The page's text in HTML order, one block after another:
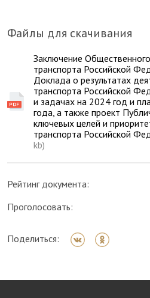
Файлы для скачивания
Заключение
транспорта Российской
Доклада о результатах
транспорта Российской
и задачах на 2024 год и
года, а также проект
ключевых целей и
транспорта Российской
kb)
Рейтинг документа:
Проголосовать:
Поделиться: